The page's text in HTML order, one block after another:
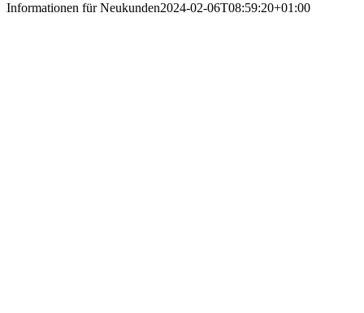
Informationen für Neukunden2024-02-06T08:59:20+01:00